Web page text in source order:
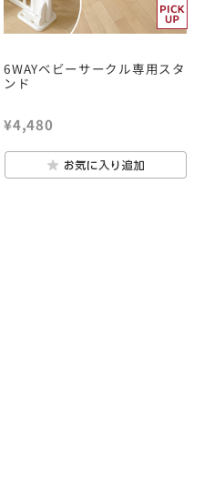
6WAYベビーサークル専用スタ
ンド
¥4,480